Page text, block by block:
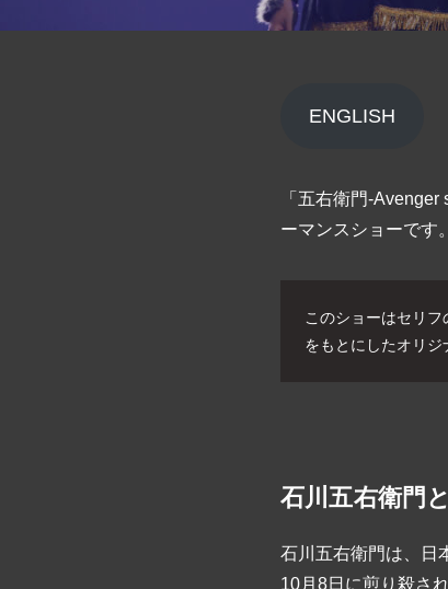
ENGLISH
「五右衛門-
ーマンスショーです。
このショーはセリ
をもとにしたオリジ
石川五右衛門
石川五右衛門は、日
10月8日に煎り殺さ